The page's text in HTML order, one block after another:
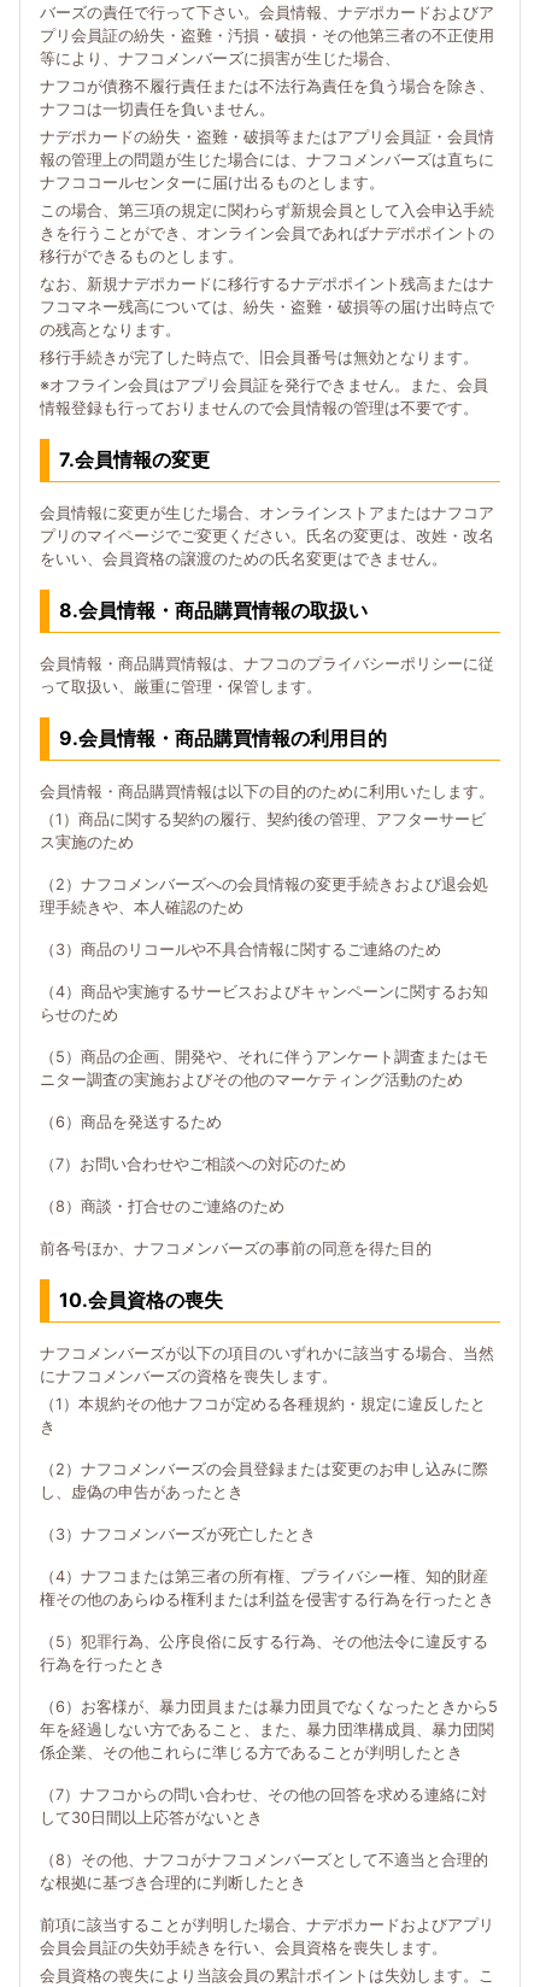
バーズの責任で行って下さい。会員情報、ナデポカードおよびア
プリ会員証の紛失・盗難・汚損・破損・その他第三者の不正使用
等により、ナフコメンバーズに損害が生じた場合、
ナフコが債務不履行責任または不法行為責任を負う場合を除き、
ナフコは一切責任を負いません。
ナデポカードの紛失・盗難・破損等またはアプリ会員証・会員情
報の管理上の問題が生じた場合には、ナフコメンバーズは直ちに
ナフココールセンターに届け出るものとします。
この場合、第三項の規定に関わらず新規会員として入会申込手続
きを行うことができ、オンライン会員であればナデポポイントの
移行ができるものとします。
なお、新規ナデポカードに移行するナデポポイント残高またはナ
フコマネー残高については、紛失・盗難・破損等の届け出時点で
の残高となります。
移行手続きが完了した時点で、旧会員番号は無効となります。
※オフライン会員はアプリ会員証を発行できません。また、会員
情報登録も行っておりませんので会員情報の管理は不要です。
7.会員情報の変更
会員情報に変更が生じた場合、オンラインストアまたはナフコア
プリのマイページでご変更ください。氏名の変更は、改姓・改名
をいい、会員資格の譲渡のための氏名変更はできません。
8.会員情報・商品購買情報の取扱い
会員情報・商品購買情報は、ナフコのプライバシーポリシーに従
って取扱い、厳重に管理・保管します。
9.会員情報・商品購買情報の利用目的
会員情報・商品購買情報は以下の目的のために利用いたします。
（1）商品に関する契約の履行、契約後の管理、アフターサービ
ス実施のため
（2）ナフコメンバーズへの会員情報の変更手続きおよび退会処
理手続きや、本人確認のため
（3）商品のリコールや不具合情報に関するご連絡のため
（4）商品や実施するサービスおよびキャンペーンに関するお知
らせのため
（5）商品の企画、開発や、それに伴うアンケート調査またはモ
ニター調査の実施およびその他のマーケティング活動のため
（6）商品を発送するため
（7）お問い合わせやご相談への対応のため
（8）商談・打合せのご連絡のため
前各号ほか、ナフコメンバーズの事前の同意を得た目的
10.会員資格の喪失
ナフコメンバーズが以下の項目のいずれかに該当する場合、当然
にナフコメンバーズの資格を喪失します。
（1）本規約その他ナフコが定める各種規約・規定に違反したと
き
（2）ナフコメンバーズの会員登録または変更のお申し込みに際
し、虚偽の申告があったとき
（3）ナフコメンバーズが死亡したとき
（4）ナフコまたは第三者の所有権、プライバシー権、知的財産
権その他のあらゆる権利または利益を侵害する行為を行ったとき
（5）犯罪行為、公序良俗に反する行為、その他法令に違反する
行為を行ったとき
（6）お客様が、暴力団員または暴力団員でなくなったときから5
年を経過しない方であること、また、暴力団準構成員、暴力団関
係企業、その他これらに準じる方であることが判明したとき
（7）ナフコからの問い合わせ、その他の回答を求める連絡に対
して30日間以上応答がないとき
（8）その他、ナフコがナフコメンバーズとして不適当と合理的
な根拠に基づき合理的に判断したとき
前項に該当することが判明した場合、ナデポカードおよびアプリ
会員会員証の失効手続きを行い、会員資格を喪失します。
会員資格の喪失により当該会員の累計ポイントは失効します。こ